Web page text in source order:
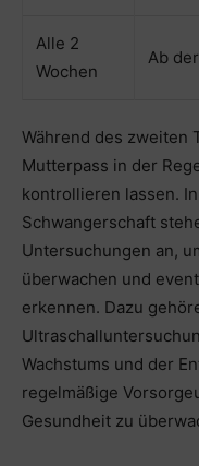
Alle 2
Wochen
Ab
Während des zweiten
Mutterpass in der
kontrollieren lassen.
Schwangerschaft
Untersuchungen an,
überwachen und
erkennen. Dazu
Wachstums und der
regelmäßige
Gesundheit zu